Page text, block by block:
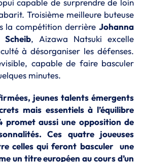
capable de surprendre de loin
Troisième meilleure buteuse
la compétition derrière Johanna
Scheib, Aizawa Natsuki excelle
à désorganiser les défenses.
capable de faire basculer
minutes.
jeunes talents émergents
mais essentiels à l’équilibre
promet aussi une opposition de
Ces quatre joueuses
celles qui feront basculer une
un titre européen au cours d’un